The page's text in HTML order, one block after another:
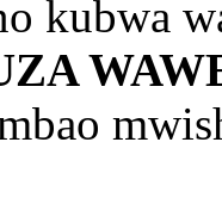
kubwa